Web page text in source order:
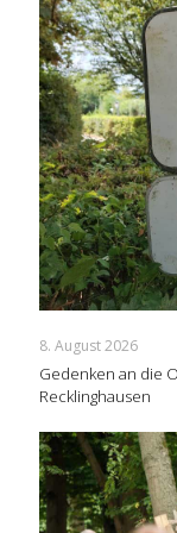
8. August 2026
Gedenken an die
Recklinghausen